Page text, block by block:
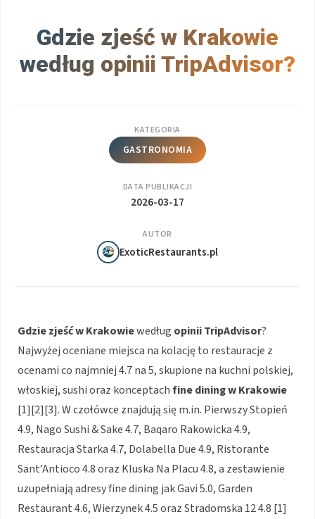
Gdzie zjeść w Krakowie
według opinii TripAdvisor?
KATEGORIA
GASTRONOMIA
DATA PUBLIKACJI
2026-03-17
AUTOR
ExoticRestaurants.pl
Gdzie zjeść w Krakowiewedług opinii TripAdvisor?
Najwyżej oceniane miejsca na kolację to restauracje z
ocenami co najmniej 4.7 na 5, skupione na kuchni polskiej,
włoskiej, sushi oraz konceptachfine dining w Krakowie
[1][2][3]. W czołówce znajdują się m.in. Pierwszy Stopień
4.9, Nago Sushi & Sake 4.7, Baqaro Rakowicka 4.9,
Restauracja Starka 4.7, Dolabella Due 4.9, Ristorante
Sant’Antioco 4.8 oraz Kluska Na Placu 4.8, a zestawienie
uzupełniają adresy fine dining jak Gavi 5.0, Garden
Restaurant 4.6, Wierzynek 4.5 oraz Stradomska 12 4.8 [1]